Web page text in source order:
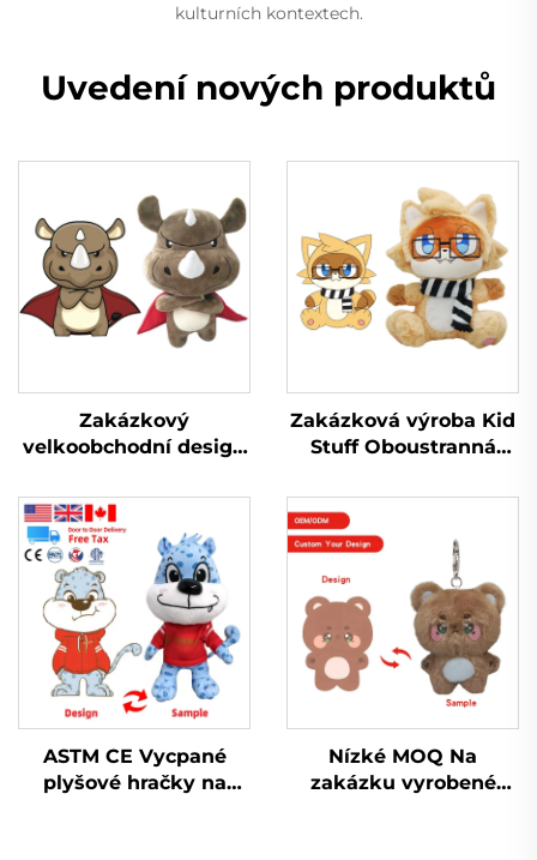
kulturních kontextech.
Uvedení nových produktů
Zakázkový
velkoobchodní design
vyrábí hračky Plyšák
na zakázku
Zakázková výroba Kid
Stuff Oboustranná
panenka Plyšáky
Výrobce Zakázková
plyšová hračka
ASTM CE Vycpané
plyšové hračky na
Nízké MOQ Na
zakázku vyrobené